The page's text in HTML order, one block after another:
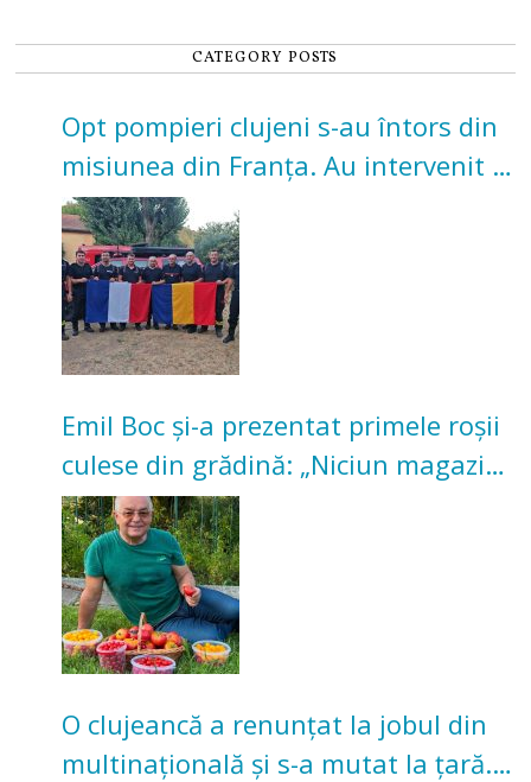
CATEGORY POSTS
Opt pompieri clujeni s-au întors din
misiunea din Franța. Au intervenit la
incendii de vegetație și pădure
Emil Boc și-a prezentat primele roșii
culese din grădină: „Niciun magazin
nu poate oferi această satisfacție”
O clujeancă a renunțat la jobul din
multinațională și s-a mutat la țară.